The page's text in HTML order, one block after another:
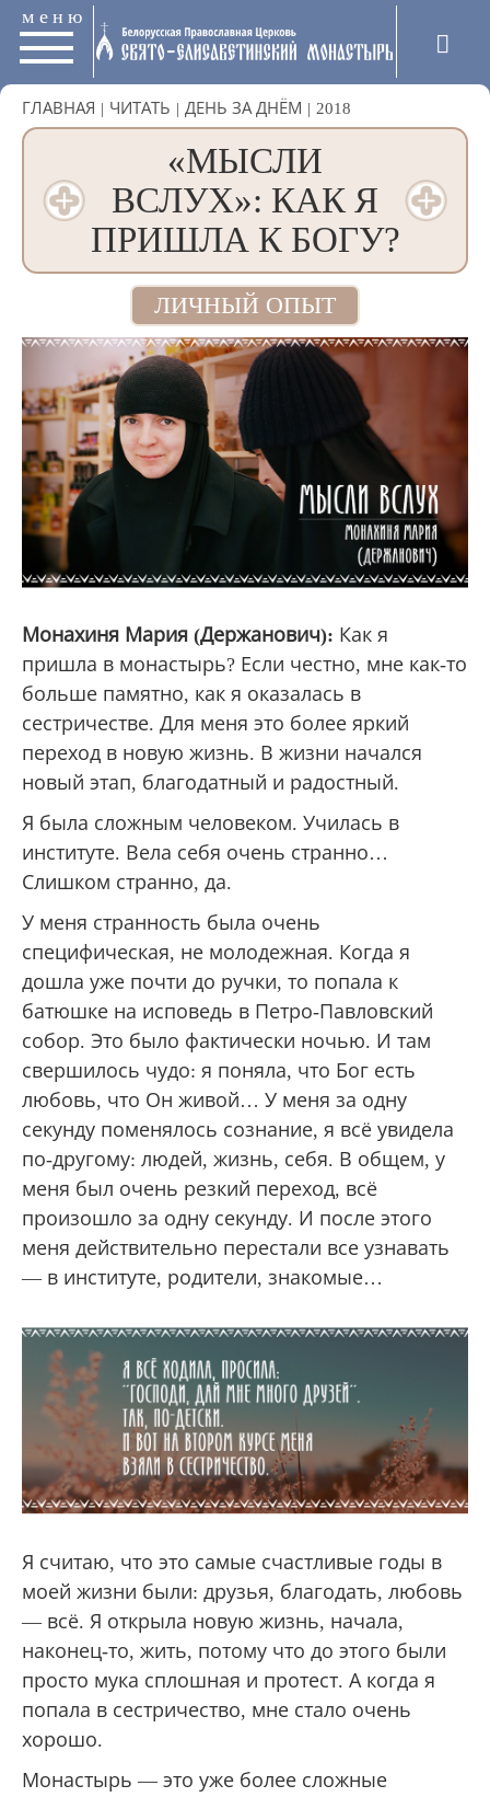
меню
ГЛАВНАЯ | ЧИТАТЬ | ДЕНЬ ЗА ДНЁМ | 2018
«МЫСЛИ
ВСЛУХ»: КАК Я
ПРИШЛА К БОГУ?
ЛИЧНЫЙ ОПЫТ
Монахиня Мария (Держанович): Как я
пришла в монастырь? Если честно, мне как-то
больше памятно, как я оказалась в
сестричестве. Для меня это более яркий
переход в новую жизнь. В жизни начался
новый этап, благодатный и радостный.
Я была сложным человеком. Училась в
институте. Вела себя очень странно…
Слишком странно, да.
У меня странность была очень
специфическая, не молодежная. Когда я
дошла уже почти до ручки, то попала к
батюшке на исповедь в Петро-Павловский
собор. Это было фактически ночью. И там
свершилось чудо: я поняла, что Бог есть
любовь, что Он живой… У меня за одну
секунду поменялось сознание, я всё увидела
по-другому: людей, жизнь, себя. В общем, у
меня был очень резкий переход, всё
произошло за одну секунду. И после этого
меня действительно перестали все узнавать
— в институте, родители, знакомые…
Я считаю, что это самые счастливые годы в
моей жизни были: друзья, благодать, любовь
— всё. Я открыла новую жизнь, начала,
наконец-то, жить, потому что до этого были
просто мука сплошная и протест. А когда я
попала в сестричество, мне стало очень
хорошо.
Монастырь — это уже более сложные